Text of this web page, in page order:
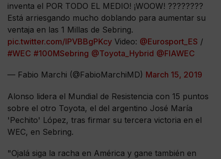
inventa el POR TODO EL MEDIO! ¡WOOW! ????????
Está arriesgando mucho doblando para aumentar su
ventaja en las 1 Millas de Sebring.
pic.twitter.com/IPVBBgPKcy Video: @Eurosport_ES /
#WEC #100MSebring @Toyota_Hybrid @FIAWEC
— Fabio Marchi (@FabioMarchiMD) March 15, 2019
Alonso lidera el Mundial de Resistencia con 15 puntos
sobre el otro Toyota, el del argentino José María
'Pechito' López, tras firmar su tercera victoria en el
WEC, en Sebring.
"Ojalá siga la racha en América y gane también en